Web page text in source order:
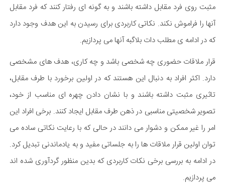
مثبت روی فرد مقابل داشته باشند و به گونه ای رفتار کنند که فرد مقابل
آنها را فراموش نکند. نکاتی کاربردی برای رسیدن به این هدف وجود دارد
که در ادامه ی مطلب دات بلاگبه آنها می پردازیم.
قرار ملاقات حضوری چه شخصی باشد و چه کاری، هدف های مشخصی
دارد. اکثر افراد به دنبال این هستند که در اولین برخورد با طرف مقابل،
تاثیری مثبت داشته باشند و با نشان دادن چهره ای مناسب از خود،
تصویر شخصیتی مناسبی در ذهن طرف مقابل ایجاد کنند. برخی افراد این
امر را غیر ممکن و دشوار می دانند در حالی که با رعایت نکاتی ساده می
توان اولین قرار ملاقات ها را به جلساتی مفید و به یادماندنی تبدیل کرد.
در ادامه به بررسی برخی نکات کاربردی که بدین منظور گردآوری شده اند
می پردازیم.